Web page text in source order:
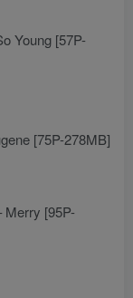
Young [57P-
[75P-278MB]
Merry [95P-